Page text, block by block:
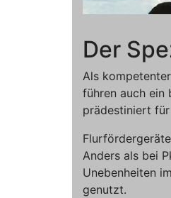
Der
Als
führen auch ein
prädestiniert
Anders als bei
Unebenheiten
genutzt.